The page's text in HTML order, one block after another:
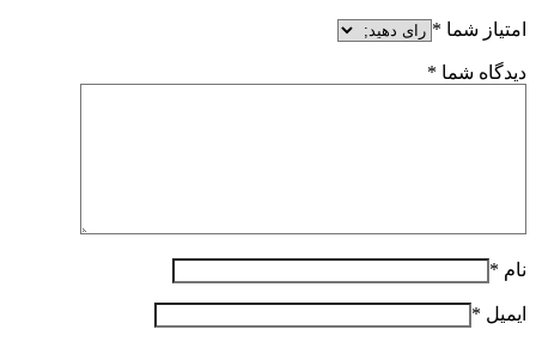
امتیاز شما *
دیدگاه شما *
نام *
ایمیل *